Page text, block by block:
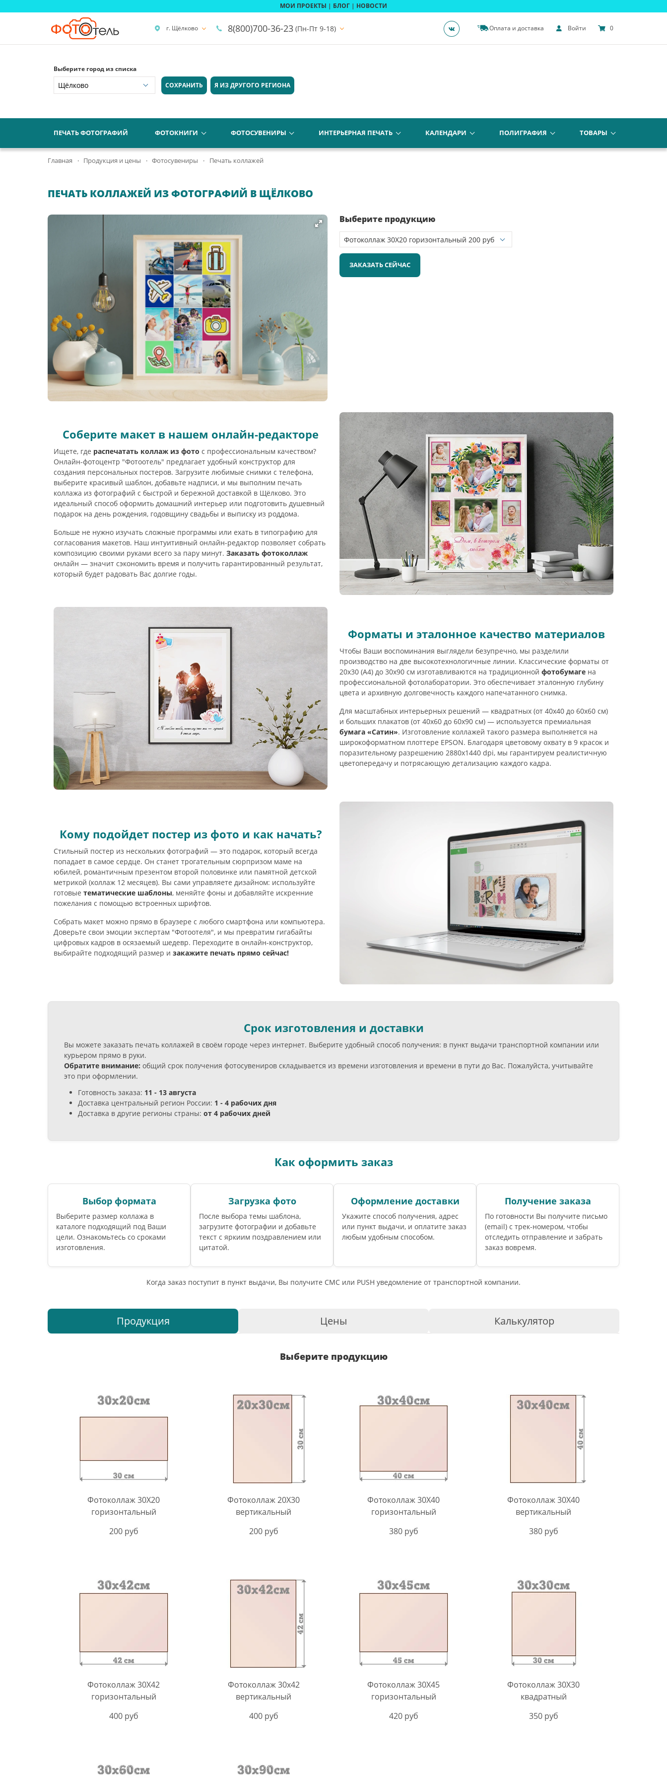
МОИ ПРОЕКТЫ | БЛОГ | НОВОСТИ
г. Щёлково 8(800)700-36-23 (Пн-Пт 9-18) Оплата и доставка Войти 0
Выберите город из списка
СОХРАНИТЬ
Я ИЗ ДРУГОГО РЕГИОНА
ПЕЧАТЬ ФОТОГРАФИЙ ФОТОКНИГИ ФОТОСУВЕНИРЫ ИНТЕРЬЕРНАЯ ПЕЧАТЬ КАЛЕНДАРИ ПОЛИГРАФИЯ ТОВАРЫ
Главная Продукция и цены Фотосувениры Печать коллажей
ПЕЧАТЬ КОЛЛАЖЕЙ ИЗ ФОТОГРАФИЙ В ЩЁЛКОВО
Выберите продукцию
ЗАКАЗАТЬ СЕЙЧАС
Соберите макет в нашем онлайн-редакторе
Ищете, где распечатать коллаж из фото с профессиональным качеством?
Онлайн-фотоцентр "Фотоотель" предлагает удобный конструктор для
создания персональных постеров. Загрузите любимые снимки с телефона,
выберите красивый шаблон, добавьте надписи, и мы выполним печать
коллажа из фотографий с быстрой и бережной доставкой в Щёлково. Это
идеальный способ оформить домашний интерьер или подготовить душевный
подарок на день рождения, годовщину свадьбы и выписку из роддома.
Больше не нужно изучать сложные программы или ехать в типографию для
согласования макетов. Наш интуитивный онлайн-редактор позволяет собрать
композицию своими руками всего за пару минут. Заказать фотоколлаж
онлайн — значит сэкономить время и получить гарантированный результат,
который будет радовать Вас долгие годы.
Форматы и эталонное качество материалов
Чтобы Ваши воспоминания выглядели безупречно, мы разделили
производство на две высокотехнологичные линии. Классические форматы от
20х30 (А4) до 30х90 см изготавливаются на традиционной фотобумаге на
профессиональной фотолаборатории. Это обеспечивает эталонную глубину
цвета и архивную долговечность каждого напечатанного снимка.
Для масштабных интерьерных решений — квадратных (от 40х40 до 60х60 см)
и больших плакатов (от 40х60 до 60х90 см) — используется премиальная
бумага «Сатин». Изготовление коллажей такого размера выполняется на
широкоформатном плоттере EPSON. Благодаря цветовому охвату в 9 красок и
поразительному разрешению 2880х1440 dpi, мы гарантируем реалистичную
цветопередачу и потрясающую детализацию каждого кадра.
Кому подойдет постер из фото и как начать?
Стильный постер из нескольких фотографий — это подарок, который всегда
попадает в самое сердце. Он станет трогательным сюрпризом маме на
юбилей, романтичным презентом второй половинке или памятной детской
метрикой (коллаж 12 месяцев). Вы сами управляете дизайном: используйте
готовые тематические шаблоны, меняйте фоны и добавляйте искренние
пожелания с помощью встроенных шрифтов.
Собрать макет можно прямо в браузере с любого смартфона или компьютера.
Доверьте свои эмоции экспертам "Фотоотеля", и мы превратим гигабайты
цифровых кадров в осязаемый шедевр. Переходите в онлайн-конструктор,
выбирайте подходящий размер и закажите печать прямо сейчас!
Срок изготовления и доставки
Вы можете заказать печать коллажей в своём городе через интернет. Выберите удобный способ получения: в пункт выдачи транспортной компании или
курьером прямо в руки.
Обратите внимание: общий срок получения фотосувениров складывается из времени изготовления и времени в пути до Вас. Пожалуйста, учитывайте
это при оформлении.
Готовность заказа: 11 - 13 августа
Доставка центральный регион России: 1 - 4 рабочих дня
Доставка в другие регионы страны: от 4 рабочих дней
Как оформить заказ
Выбор формата
Выберите размер коллажа в
каталоге подходящий под Ваши
цели. Ознакомьтесь со сроками
изготовления.
Загрузка фото
После выбора темы шаблона,
загрузите фотографии и добавьте
текст с яркиим поздравлением или
цитатой.
Оформление доставки
Укажите способ получения, адрес
или пункт выдачи, и оплатите заказ
любым удобным способом.
Получение заказа
По готовности Вы получите письмо
(email) c трек-номером, чтобы
отследить отправление и забрать
заказ вовремя.
Когда заказ поступит в пункт выдачи, Вы получите СМС или PUSH уведомление от транспортной компании.
Продукция Цены Калькулятор
Выберите продукцию
Фотоколлаж 30Х20
горизонтальный
200 руб
Фотоколлаж 20Х30
вертикальный
200 руб
Фотоколлаж 30X40
горизонтальный
380 руб
Фотоколлаж 30X40
вертикальный
380 руб
Фотоколлаж 30X42
горизонтальный
400 руб
Фотоколлаж 30х42
вертикальный
400 руб
Фотоколлаж 30X45
горизонтальный
420 руб
Фотоколлаж 30Х30
квадратный
350 руб